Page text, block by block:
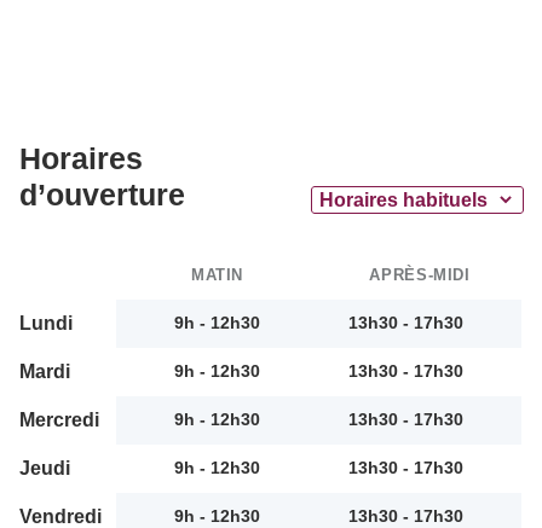
Horaires
d’ouverture
MATIN APRÈS-MIDI
Lundi 9h - 12h30 13h30 - 17h30
Mardi 9h - 12h30 13h30 - 17h30
Mercredi 9h - 12h30 13h30 - 17h30
Jeudi 9h - 12h30 13h30 - 17h30
Vendredi 9h - 12h30 13h30 - 17h30